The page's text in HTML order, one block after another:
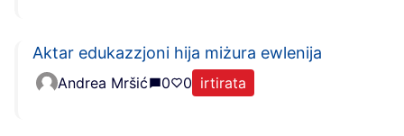
Aktar edukazzjoni hija miżura ewlenija
Andrea Mršić 0 0 irtirata